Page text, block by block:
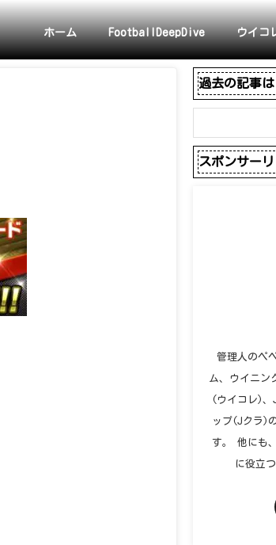
ホーム FootballDeepDive ウイコ
過去の記事
スポンサー
管理人のペ
ム、ウイニン
(ウイコレ)、
ップ(Jクラ)
す。 他にも
に役立